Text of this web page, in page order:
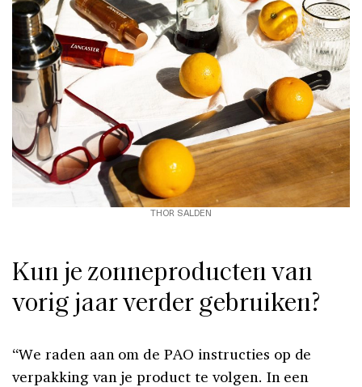
THOR SALDEN
Kun je zonneproducten van
vorig jaar verder gebruiken?
“We raden aan om de PAO instructies op de
verpakking van je product te volgen. In een